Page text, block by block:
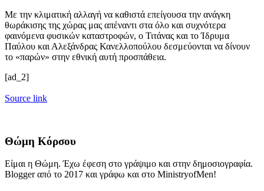
Με την κλιματική αλλαγή να καθιστά επείγουσα την ανάγκη
θωράκισης της χώρας μας απέναντι στα όλο και συχνότερα
φαινόμενα φυσικών καταστροφών, ο Τιτάνας και το Ίδρυμα
Παύλου και Αλεξάνδρας Κανελλοπούλου δεσμεύονται να δίνουν
το «παρών» στην εθνική αυτή προσπάθεια.
[ad_2]
Source link
Θώμη Κόρσου
Είμαι η Θώμη. Έχω έφεση στο γράψιμο και στην δημοσιογραφία.
Blogger από το 2017 και γράφω και στο MinistryofMen!